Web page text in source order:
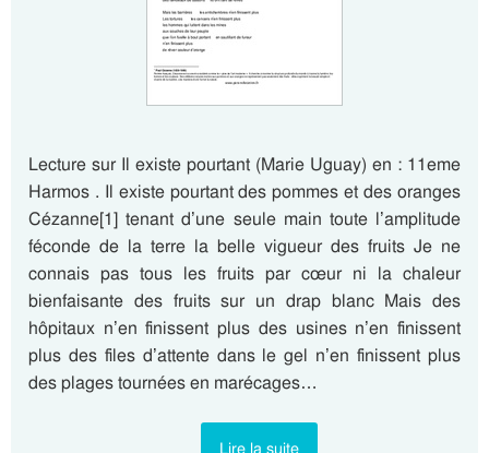
Lecture sur Il existe pourtant (Marie Uguay) en : 11eme
Harmos . Il existe pourtant des pommes et des oranges
Cézanne[1] tenant d’une seule main toute l’amplitude
féconde de la terre la belle vigueur des fruits Je ne
connais pas tous les fruits par cœur ni la chaleur
bienfaisante des fruits sur un drap blanc Mais des
hôpitaux n’en finissent plus des usines n’en finissent
plus des files d’attente dans le gel n’en finissent plus
des plages tournées en marécages…
Lire la suite